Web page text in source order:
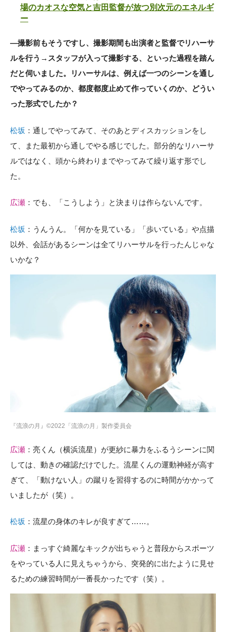
場のカオスな空気と吉田監督が放つ別次元のエネルギ
ー
―撮影前もそうですし、撮影期間も出演者と監督でリハーサ
ルを行う→スタッフが入って撮影する、といった過程を踏ん
だと伺いました。リハーサルは、例えば一つのシーンを通し
でやってみるのか、都度都度止めて作っていくのか、どうい
った形式でしたか？
松坂 ：通しでやってみて、そのあとディスカッションをし
て、また最初から通しでやる感じでした。部分的なリハーサ
ルではなく、頭から終わりまでやってみて繰り返す形でし
た。
広瀬 ：でも、「こうしよう」と決まりは作らないんです。
松坂 ：うんうん。「何かを見ている」「歩いている」や点描
以外、会話があるシーンは全てリハーサルを行ったんじゃな
いかな？
『流浪の月』©2022「流浪の月」製作委員会
広瀬 ：亮くん（横浜流星）が更紗に暴力をふるうシーンに関
しては、動きの確認だけでした。流星くんの運動神経が高す
ぎて、「動けない人」の蹴りを習得するのに時間がかかって
いましたが（笑）。
松坂 ：流星の身体のキレが良すぎて……。
広瀬 ：まっすぐ綺麗なキックが出ちゃうと普段からスポーツ
をやっている人に見えちゃうから、突発的に出たように見せ
るための練習時間が一番長かったです（笑）。